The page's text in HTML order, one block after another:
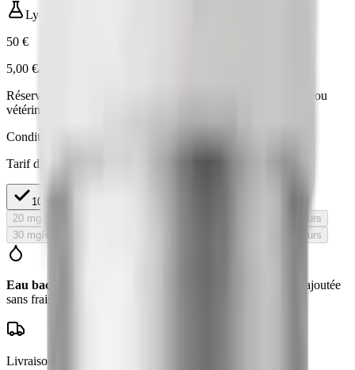
Lyophilisé
50 €
5,00 €/mg
Réservé à la recherche in vitro · non destiné à l'usage humain ou
vétérinaire.
Conditionnement
Tarif dégressif au mg
10 mg
20 mg
En rupture — réapprovisionnement en cours
30 mgRupture de stock En rupture — réapprovisionnement en cours
Eau bactériostatique offerte
€, ajoutée
sans frais
Livraison suivie en